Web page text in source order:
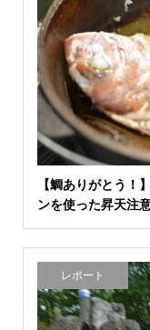
【鯛ありがとう！
ンを使った昇天注
レポート